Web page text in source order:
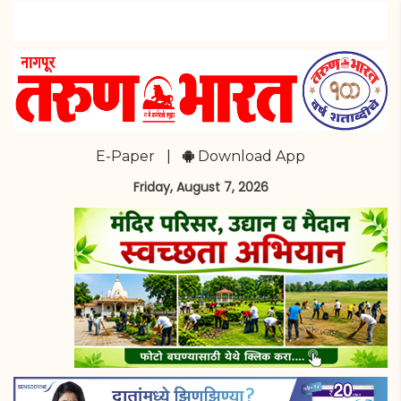
E-Paper Download App
Friday, August 7, 2026